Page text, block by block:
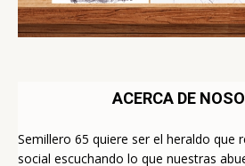
ACERCA DE
Semillero 65 quiere ser el heraldo que
social escuchando lo que nuestras